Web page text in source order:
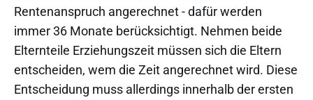
Rentenanspruch angerechnet - dafür werden
immer 36 Monate berücksichtigt. Nehmen beide
Elternteile Erziehungszeit müssen sich die Eltern
entscheiden, wem die Zeit angerechnet wird. Diese
Entscheidung muss allerdings innerhalb der ersten